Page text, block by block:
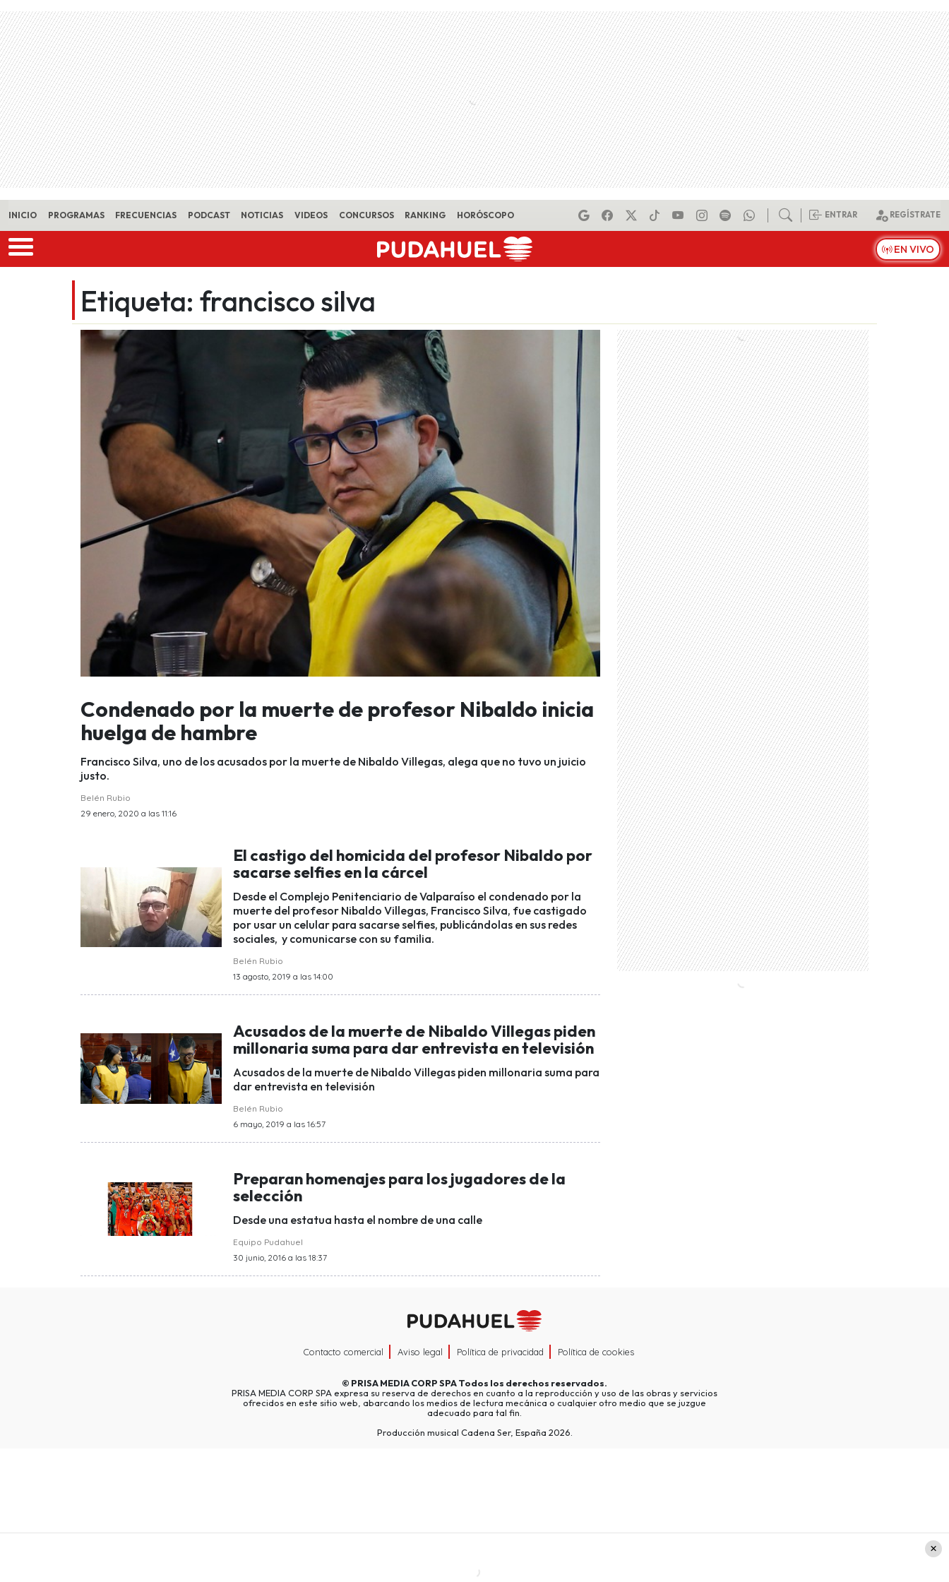
Skip to main content
INICIO PROGRAMAS FRECUENCIAS PODCAST NOTICIAS VIDEOS CONCURSOS RANKING HORÓSCOPO ENTRAR REGÍSTRATE
EN VIVO
Etiqueta: francisco silva
Condenado por la muerte de profesor Nibaldo inicia
huelga de hambre
Francisco Silva, uno de los acusados por la muerte de Nibaldo Villegas, alega que no tuvo un juicio
justo.
Belén Rubio
29 enero, 2020 a las 11:16
El castigo del homicida del profesor Nibaldo por
sacarse selfies en la cárcel
Desde el Complejo Penitenciario de Valparaíso el condenado por la
muerte del profesor Nibaldo Villegas, Francisco Silva, fue castigado
por usar un celular para sacarse selfies, publicándolas en sus redes
sociales, y comunicarse con su familia.
Belén Rubio
13 agosto, 2019 a las 14:00
Acusados de la muerte de Nibaldo Villegas piden
millonaria suma para dar entrevista en televisión
Acusados de la muerte de Nibaldo Villegas piden millonaria suma para
dar entrevista en televisión
Belén Rubio
6 mayo, 2019 a las 16:57
Preparan homenajes para los jugadores de la
selección
Desde una estatua hasta el nombre de una calle
Equipo Pudahuel
30 junio, 2016 a las 18:37
Contacto comercial Aviso legal Política de privacidad Política de cookies
© PRISA MEDIA CORP SPATodos los derechos reservados.
PRISA MEDIA CORP SPA expresa su reserva de derechos en cuanto a la reproducción y uso de las obras y servicios
ofrecidos en este sitio web, abarcando los medios de lectura mecánica o cualquier otro medio que se juzgue
adecuado para tal fin.
Producción musical Cadena Ser, España 2026.